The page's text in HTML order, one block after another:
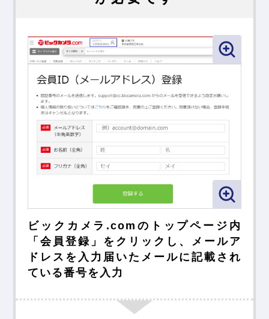
ビックカメラ.comのトップページ内
「会員登録」を クリックし、メールア
ドレスを入力 届いたメールに記載され
ている番号を入力